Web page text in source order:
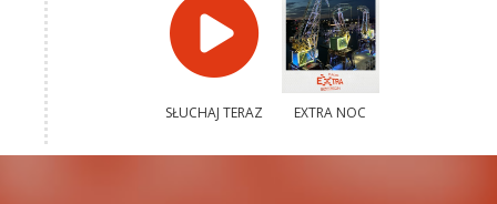
SŁUCHAJ TERAZ EXTRA NOC